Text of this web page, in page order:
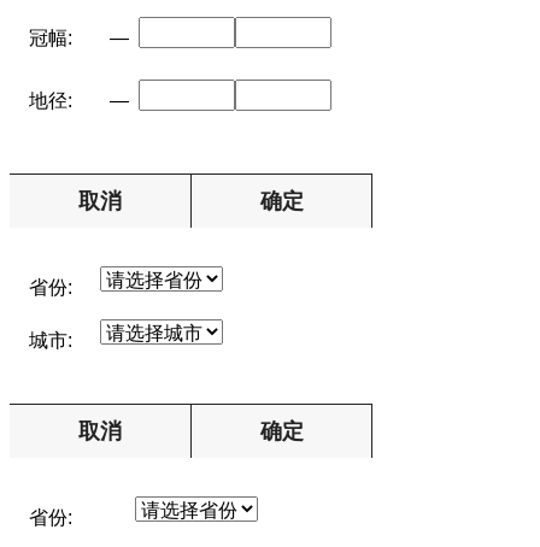
冠幅: —
地径: —
取消 确定
省份:
城市:
取消 确定
省份: